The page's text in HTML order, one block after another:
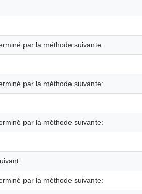
par la méthode suivante:
par la méthode suivante:
par la méthode suivante:
par la méthode suivante: